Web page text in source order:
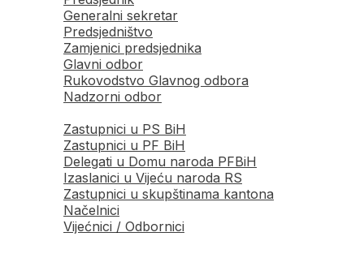
Generalni sekretar
Predsjedništvo
Zamjenici predsjednika
Glavni odbor
Rukovodstvo Glavnog odbora
Nadzorni odbor
Zastupnici u PS BiH
Zastupnici u PF BiH
Delegati u Domu naroda PFBiH
Izaslanici u Vijeću naroda RS
Zastupnici u skupštinama kantona
Načelnici
Vijećnici / Odbornici